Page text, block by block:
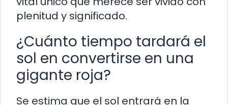
plenitud y significado.
¿Cuánto tiempo tardará el
sol en convertirse en una
gigante roja?
Se estima que el sol entrará en la